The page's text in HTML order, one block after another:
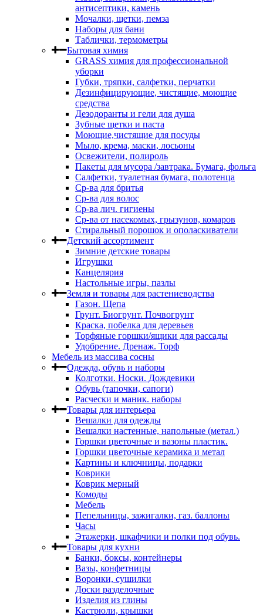
антисептики, камень
Мочалки, щетки, пемза
Наборы для бани
Таблички, термометры
Бытовая химия
GRASS химия для профессиональной
уборки
Губки, тряпки, салфетки, перчатки
Дезинфицирующие, чистящие, моющие
средства
Дезодоранты и гели для душа
Зубные щетки и паста
Моющие,чистящие для посуды
Мыло, крема, маски, лосьоны
Освежители, полироль
Пакеты для мусора /завтрака. Бумага, фольга
Салфетки, туалетная бумага, полотенца
Ср-ва для бритья
Ср-ва для волос
Ср-ва лич. гигиены
Ср-ва от насекомых, грызунов, комаров
Стиральный порошок и ополаскиватели
Детский ассортимент
Зимние детские товары
Игрушки
Канцелярия
Настольные игры, пазлы
Земля и товары для растениеводства
Газон. Щепа
Грунт. Биогрунт. Почвогрунт
Краска, побелка для деревьев
Торфяные горшки/ящики для рассады
Удобрение. Дренаж. Торф
Мебель из массива сосны
Одежда, обувь и наборы
Колготки. Носки. Дождевики
Обувь (тапочки, сапоги)
Расчески и маник. наборы
Товары для интерьера
Вешалки для одежды
Вешалки настенные, напольные (метал.)
Горшки цветочные и вазоны пластик.
Горшки цветочные керамика и метал
Картины и ключницы, подарки
Коврики
Коврик мерный
Комоды
Мебель
Пепельницы, зажигалки, газ. баллоны
Часы
Этажерки, шкафчики и полки под обувь.
Товары для кухни
Банки, боксы, контейнеры
Вазы, конфетницы
Воронки, сушилки
Доски разделочные
Изделия из глины
Кастрюли, крышки